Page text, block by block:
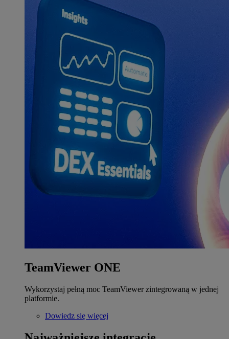
TeamViewer ONE
Wykorzystaj pełną moc TeamViewer zintegrowaną w jednej
platformie.
Dowiedz się więcej